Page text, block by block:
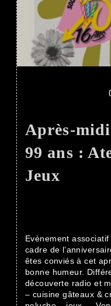
Après-
99 ans :
Jeux
Evènement
cadre de
êtes conviés à cet
bonne humeur.
découverte radio et
– cuisine gâteaux &